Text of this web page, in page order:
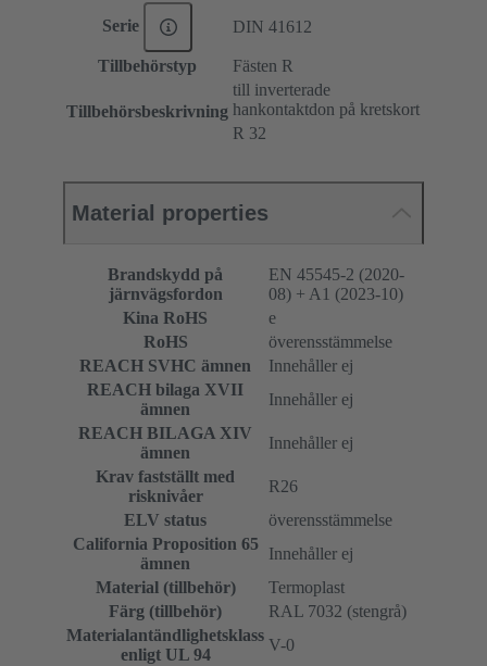
Serie DIN 41612
Tillbehörstyp Fästen R
Tillbehörsbeskrivning
till inverterade
hankontaktdon på kretskort
R 32
Material properties
Brandskydd på
järnvägsfordon
EN 45545-2 (2020-
08) + A1 (2023-10)
Kina RoHS
e
RoHS
överensstämmelse
REACH SVHC ämnen
Innehåller ej
REACH bilaga XVII
ämnen
Innehåller ej
REACH BILAGA XIV
ämnen
Innehåller ej
Krav fastställt med
risknivåer
R26
ELV status
överensstämmelse
California Proposition 65
ämnen
Innehåller ej
Material (tillbehör)
Termoplast
Färg (tillbehör)
RAL 7032 (stengrå)
Materialantändlighetsklass
enligt UL 94
V-0